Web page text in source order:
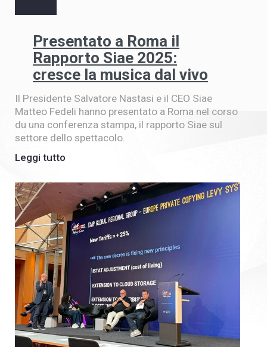
Presentato a Roma il
Rapporto Siae 2025:
cresce la musica dal vivo
Il Presidente Salvatore Nastasi e il CEO Siae
Matteo Fedeli hanno presentato a Roma nel corso
du una conferenza stampa, il rapporto Siae sul
settore dello spettacolo.
Leggi tutto